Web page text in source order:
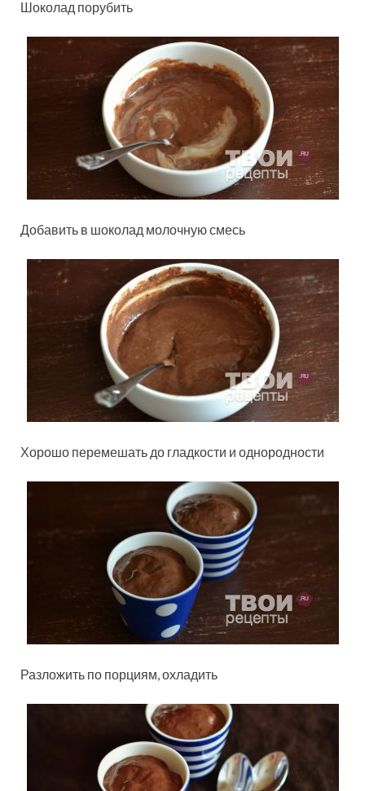
Шоколад порубить
Добавить в шоколад молочную смесь
Хорошо перемешать до гладкости и однородности
Разложить по порциям, охладить